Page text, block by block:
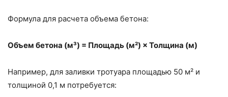
Формула для расчета объема бетона:
Объем бетона (м³) = Площадь (м²) × Толщина (м)
Например, для заливки тротуара площадью 50 м² и
толщиной 0,1 м потребуется: